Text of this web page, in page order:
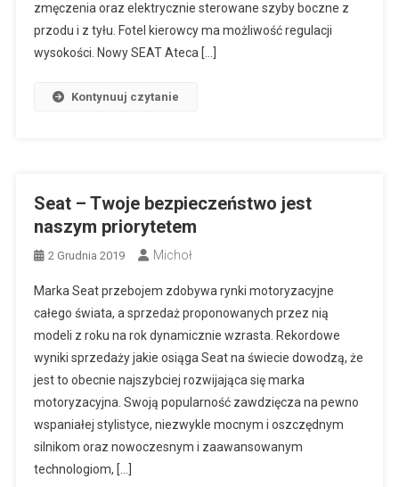
zmęczenia oraz elektrycznie sterowane szyby boczne z
przodu i z tyłu. Fotel kierowcy ma możliwość regulacji
wysokości. Nowy SEAT Ateca […]
Kontynuuj czytanie
Seat – Twoje bezpieczeństwo jest
naszym priorytetem
2 Grudnia 2019 Michoł
Marka Seat przebojem zdobywa rynki motoryzacyjne
całego świata, a sprzedaż proponowanych przez nią
modeli z roku na rok dynamicznie wzrasta. Rekordowe
wyniki sprzedaży jakie osiąga Seat na świecie dowodzą, że
jest to obecnie najszybciej rozwijająca się marka
motoryzacyjna. Swoją popularność zawdzięcza na pewno
wspaniałej stylistyce, niezwykle mocnym i oszczędnym
silnikom oraz nowoczesnym i zaawansowanym
technologiom, […]